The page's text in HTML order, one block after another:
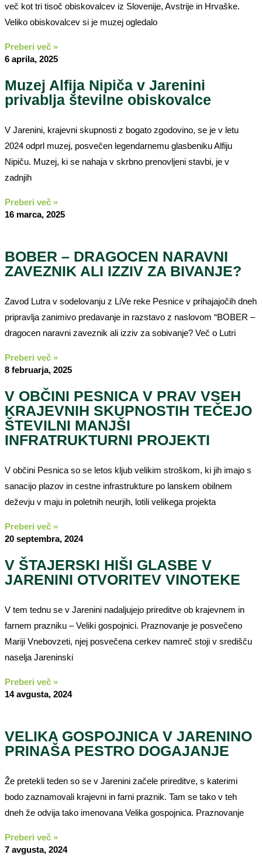
več kot tri tisoč obiskovalcev iz Slovenije, Avstrije in Hrvaške.
Veliko obiskovalcev si je muzej ogledalo
Preberi več »
6 aprila, 2025
Muzej Alfija Nipiča v Jarenini
privablja številne obiskovalce
V Jarenini, krajevni skupnosti z bogato zgodovino, se je v letu
2024 odprl muzej, posvečen legendarnemu glasbeniku Alfiju
Nipiču. Muzej, ki se nahaja v skrbno prenovljeni stavbi, je v
zadnjih
Preberi več »
16 marca, 2025
BOBER – DRAGOCEN NARAVNI
ZAVEZNIK ALI IZZIV ZA BIVANJE?
Zavod Lutra v sodelovanju z LiVe reke Pesnice v prihajajočih dneh
pripravlja zanimivo predavanje in razstavo z naslovom “BOBER –
dragocen naravni zaveznik ali izziv za sobivanje? Več o Lutri
Preberi več »
8 februarja, 2025
V OBČINI PESNICA V PRAV VSEH
KRAJEVNIH SKUPNOSTIH TEČEJO
ŠTEVILNI MANJŠI
INFRATRUKTURNI PROJEKTI
V občini Pesnica so se letos kljub velikim stroškom, ki jih imajo s
sanacijo plazov in cestne infrastrukture po lanskem obilnem
deževju v maju in poletnih neurjih, lotili velikega projekta
Preberi več »
20 septembra, 2024
V ŠTAJERSKI HIŠI GLASBE V
JARENINI OTVORITEV VINOTEKE
V tem tednu se v Jarenini nadaljujejo prireditve ob krajevnem in
farnem prazniku – Veliki gospojnici. Praznovanje je posvečeno
Mariji Vnebovzeti, njej posvečena cerkev namreč stoji v središču
naselja Jareninski
Preberi več »
14 avgusta, 2024
VELIKA GOSPOJNICA V JARENINO
PRINAŠA PESTRO DOGAJANJE
Že pretekli teden so se v Jarenini začele prireditve, s katerimi
bodo zaznamovali krajevni in farni praznik. Tam se tako v teh
dneh že odvija tako imenovana Velika gospojnica. Praznovanje
Preberi več »
7 avgusta, 2024